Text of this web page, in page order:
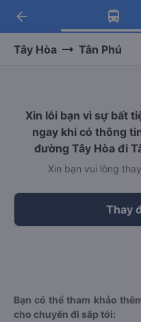
Tải app
Nhận ưu đãi
Tải app
-30k/ghế khi
arrow_back
Tây Hòa Tân Phú
Xin lỗi bạn vì sự bất
ngay khi có thông
đường Tây Hòa đi
Xin bạn vui lòng
Thay
Bạn có thể tham khảo
cho chuyến đi sắp tới: